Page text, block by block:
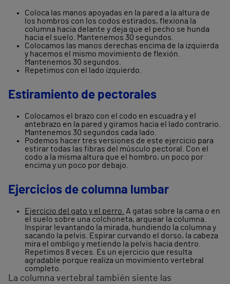
Coloca las manos apoyadas en la pared a la altura de
los hombros con los codos estirados, flexiona la
columna hacia delante y deja que el pecho se hunda
hacia el suelo. Mantenemos 30 segundos.
Colocamos las manos derechas encima de la izquierda
y hacemos el mismo movimiento de flexión.
Mantenemos 30 segundos.
Repetimos con el lado izquierdo.
Estiramiento de pectorales
Colocamos el brazo con el codo en escuadra y el
antebrazo en la pared y giramos hacia el lado contrario.
Mantenemos 30 segundos cada lado.
Podemos hacer tres versiones de este ejercicio para
estirar todas las fibras del músculo pectoral. Con el
codo a la misma altura que el hombro, un poco por
encima y un poco por debajo.
Ejercicios de columna lumbar
Ejercicio del gato y el perro. A gatas sobre la cama o en
el suelo sobre una colchoneta, arquear la columna.
Inspirar levantando la mirada, hundiendo la columna y
sacando la pelvis. Espirar curvando el dorso, la cabeza
mira el ombligo y metiendo la pelvis hacia dentro.
Repetimos 8 veces. Es un ejercicio que resulta
agradable porque realiza un movimiento vertebral
completo.
La columna vertebral también siente las